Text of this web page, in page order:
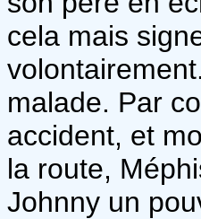
cela mais
malade. Par
accident, et
la route,
Johnny un